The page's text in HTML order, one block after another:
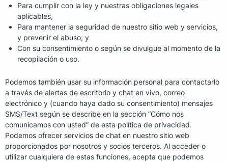
Para cumplir con la ley y nuestras obligaciones legales
aplicables,
Para mantener la seguridad de nuestro sitio web y servicios,
y prevenir el abuso; y
Con su consentimiento o según se divulgue al momento de la
recopilación o uso.
Podemos también usar su información personal para contactarlo
a través de alertas de escritorio y chat en vivo, correo
electrónico y (cuando haya dado su consentimiento) mensajes
SMS/Text según se describe en la sección “Cómo nos
comunicamos con usted” de esta política de privacidad.
Podemos ofrecer servicios de chat en nuestro sitio web
proporcionados por nosotros y socios terceros. Al acceder o
utilizar cualquiera de estas funciones, acepta que podemos